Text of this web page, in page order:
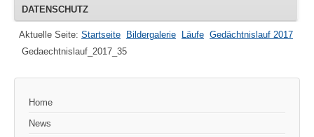
DATENSCHUTZ
Aktuelle Seite: Startseite Bildergalerie Läufe Gedächtnislauf 2017
Gedaechtnislauf_2017_35
Home
News